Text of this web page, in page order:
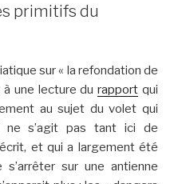
primitifs du
sur « la refondation de
à une lecture durapport qui
au sujet du volet qui
ne s’agit pas tant ici de
et qui a largement été
sur une antienne